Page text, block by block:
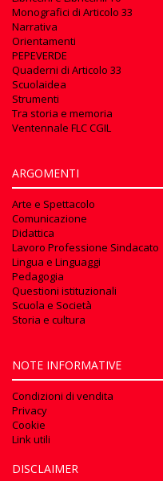
Monografici di Articolo 33
Narrativa
Orientamenti
PEPEVERDE
Quaderni di Articolo 33
Scuolaidea
Strumenti
Tra storia e memoria
Ventennale FLC CGIL
ARGOMENTI
Arte e Spettacolo
Comunicazione
Didattica
Lavoro Professione Sindacato
Lingua e Linguaggi
Pedagogia
Questioni istituzionali
Scuola e Società
Storia e cultura
NOTE INFORMATIVE
Condizioni di vendita
Privacy
Cookie
Link utili
DISCLAIMER